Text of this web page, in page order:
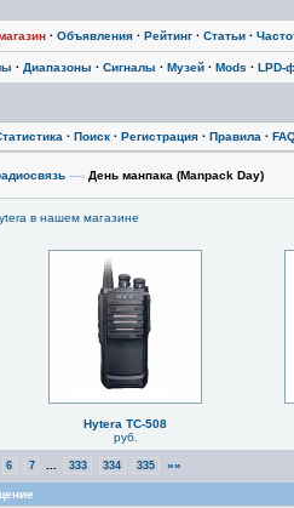
· Объявления · Рейтинг · Статьи ·
· Диапазоны · Сигналы · Музей · Mods · LPD-
· Поиск · Регистрация · Правила ·
—› День манпака (Manpack Day)
в нашем магазине
Hytera TC-508
руб.
6 7 333 334 335 »»